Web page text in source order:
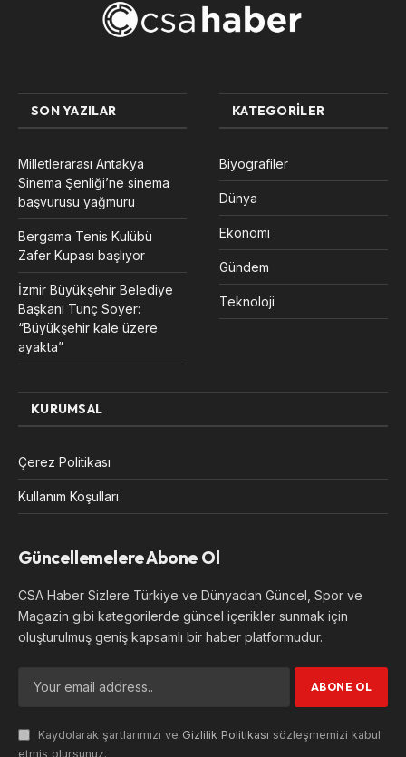
SON YAZILAR
Milletlerarası Antakya
Sinema Şenliği’ne sinema
başvurusu yağmuru
Bergama Tenis Kulübü
Zafer Kupası başlıyor
İzmir Büyükşehir Belediye
Başkanı Tunç Soyer:
“Büyükşehir kale üzere
ayakta”
KATEGORILER
Biyografiler
Dünya
Ekonomi
Gündem
Teknoloji
KURUMSAL
Çerez Politikası
Kullanım Koşulları
Güncellemelere Abone Ol
CSA Haber Sizlere Türkiye ve Dünyadan Güncel, Spor ve
Magazin gibi kategorilerde güncel içerikler sunmak için
oluşturulmuş geniş kapsamlı bir haber platformudur.
Kaydolarak şartlarımızı ve Gizlilik Politikası sözleşmemizi kabul
etmiş olursunuz.